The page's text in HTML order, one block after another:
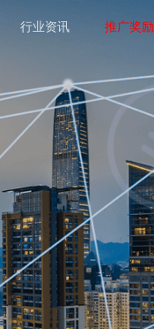
行业资讯 推广奖励